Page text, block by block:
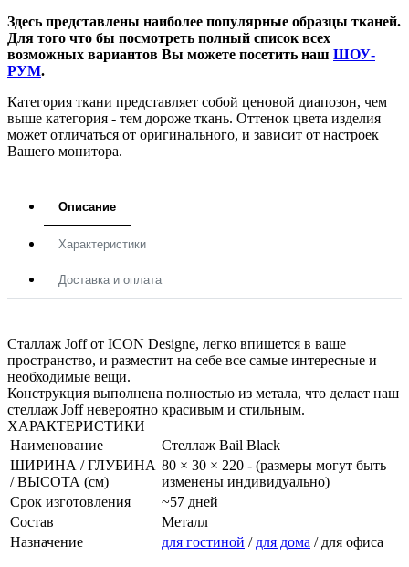
Здесь представлены наиболее популярные образцы тканей.
Для того что бы посмотреть полный список всех
возможных вариантов Вы можете посетить наш ШОУ-
РУМ.
Категория ткани представляет собой ценовой диапозон, чем
выше категория - тем дороже ткань. Оттенок цвета изделия
может отличаться от оригинального, и зависит от настроек
Вашего монитора.
Описание
Характеристики
Доставка и оплата
Сталлаж Joff от ICON Designe, легко впишется в ваше
пространство, и разместит на себе все самые интересные и
необходимые вещи.
Конструкция выполнена полностью из метала, что делает наш
стеллаж Joff невероятно красивым и стильным.
ХАРАКТЕРИСТИКИ
Наименование
Стеллаж Bail Black
ШИРИНА / ГЛУБИНА
/ ВЫСОТА (см)
80 × 30 × 220 - (размеры могут быть
изменены индивидуально)
Срок изготовления
~57 дней
Состав
Металл
Назначение
для гостиной / для дома / для офиса